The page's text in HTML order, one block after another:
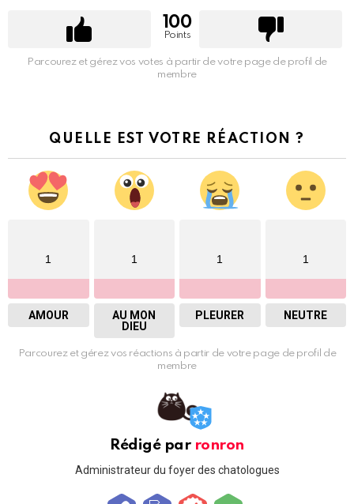
100
Points
Parcourez et gérez vos votes à partir de votre page de profil de
membre
QUELLE EST VOTRE RÉACTION ?
1
AMOUR
1
AU MON
DIEU
1
PLEURER
1
NEUTRE
Parcourez et gérez vos réactions à partir de votre page de profil de
membre
Rédigé par ronron
Administrateur du foyer des chatologues